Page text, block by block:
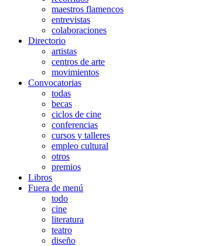
maestros flamencos
entrevistas
colaboraciones
Directorio
artistas
centros de arte
movimientos
Convocatorias
todas
becas
ciclos de cine
conferencias
cursos y talleres
empleo cultural
otros
premios
Libros
Fuera de menú
todo
cine
literatura
teatro
diseño